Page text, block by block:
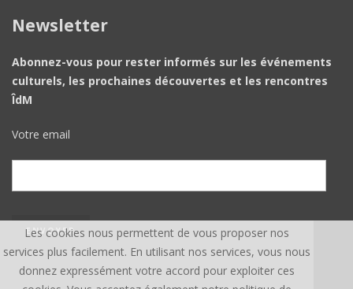
Newsletter
Abonnez-vous pour rester informés sur les événements
culturels, les prochaines découvertes et les rencontres
ÎdM
Votre email
Les cookies nous permettent de vous proposer nos
services plus facilement. En utilisant nos services, vous nous
donnez expressément votre accord pour exploiter ces